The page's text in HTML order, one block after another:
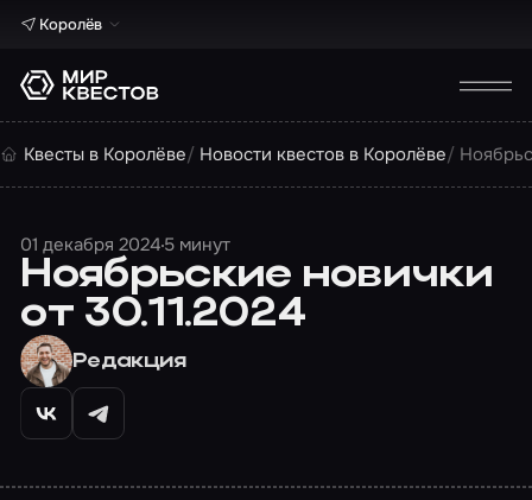
Королёв
Квесты в Королёве Новости квестов в Королёве
01 декабря 20245 минут
Ноябрьские новички
от 30.11.2024
Редакция